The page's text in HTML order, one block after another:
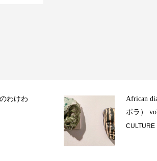
わけわ
African
ポラ）
CULTURE